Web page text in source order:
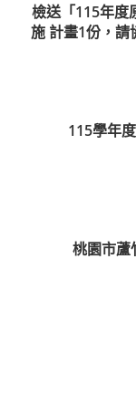
檢送「115年度
施 計畫1份，請
115學年
桃園市蘆